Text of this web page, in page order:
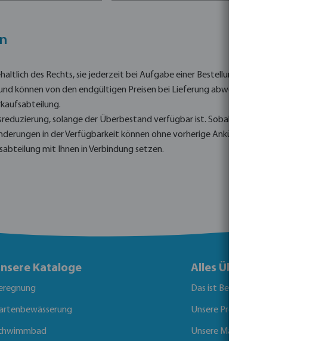
des Rechts, sie jederzeit bei Aufgabe einer Bestellung zu beenden.
können von den endgültigen Preisen bei Lieferung abweichen, insbesondere
solange der Überbestand verfügbar ist. Sobald der Überbestand
in der Verfügbarkeit können ohne vorherige Ankündigung erfolgen.
mit Ihnen in Verbindung setzen.
Kataloge Alles Über Bevo
Das ist Bevo
Unsere Produkte
Unsere Marken